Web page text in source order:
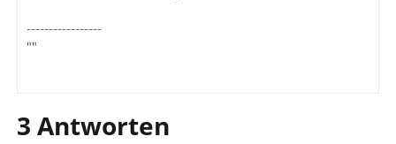
-----------------
""
3 Antworten